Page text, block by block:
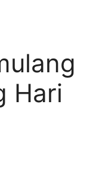
Hari